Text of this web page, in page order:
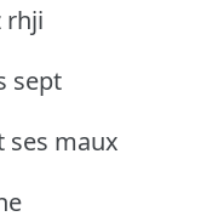
rhji
sept
ses maux